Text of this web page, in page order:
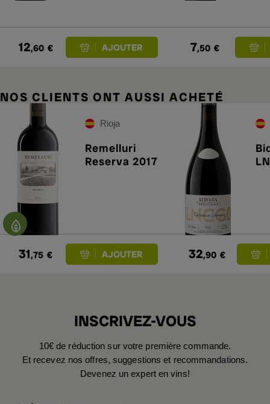
12,60 € 7,50 €
NOS CLIENTS ONT AUSSI ACHETÉ
Rioja
Remelluri
Reserva 2017
31,75 € 32,90 €
INSCRIVEZ-VOUS
10€ de réduction sur votre première commande.
Et recevez nos offres, suggestions et recommandations.
Devenez un expert en vins!